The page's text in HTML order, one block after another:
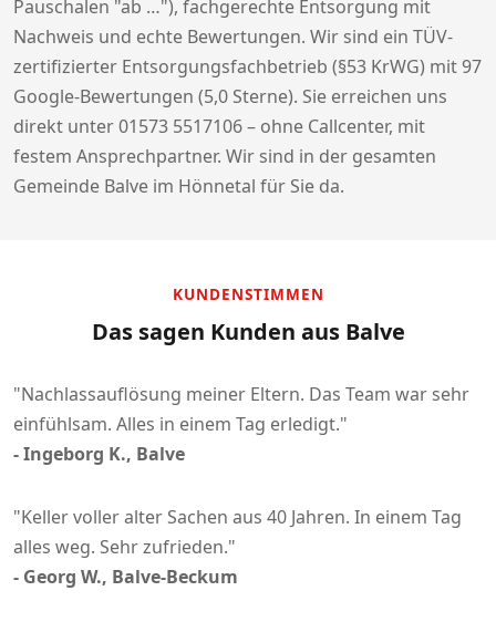
Pauschalen "ab …"), fachgerechte Entsorgung mit
Nachweis und echte Bewertungen. Wir sind ein TÜV-
zertifizierter Entsorgungsfachbetrieb (§53 KrWG) mit 97
Google-Bewertungen (5,0 Sterne). Sie erreichen uns
direkt unter 01573 5517106 – ohne Callcenter, mit
festem Ansprechpartner. Wir sind in der gesamten
Gemeinde Balve im Hönnetal für Sie da.
KUNDENSTIMMEN
Das sagen Kunden aus Balve
"Nachlassauflösung meiner Eltern. Das Team war sehr
einfühlsam. Alles in einem Tag erledigt."
- Ingeborg K., Balve
"Keller voller alter Sachen aus 40 Jahren. In einem Tag
alles weg. Sehr zufrieden."
- Georg W., Balve-Beckum